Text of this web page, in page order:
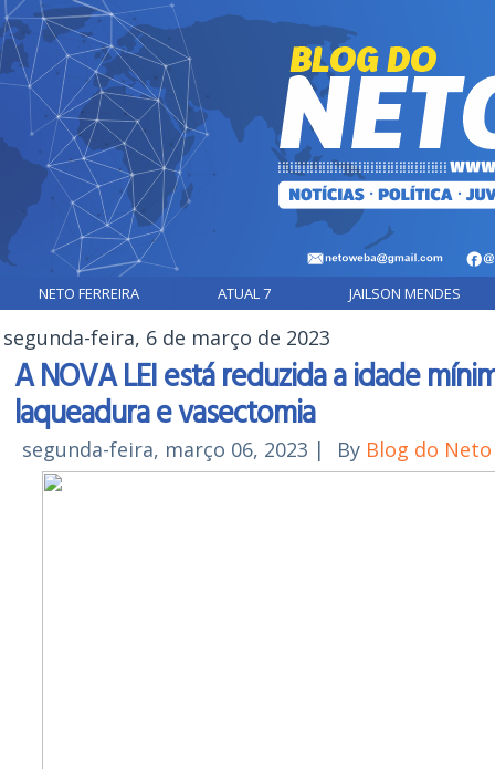
NETO FERREIRA ATUAL 7 JAILSON MENDES
segunda-feira, 6 de março de 2023
A NOVA LEI está reduzida a idade
laqueadura e vasectomia
segunda-feira, março 06, 2023 | By Blog do